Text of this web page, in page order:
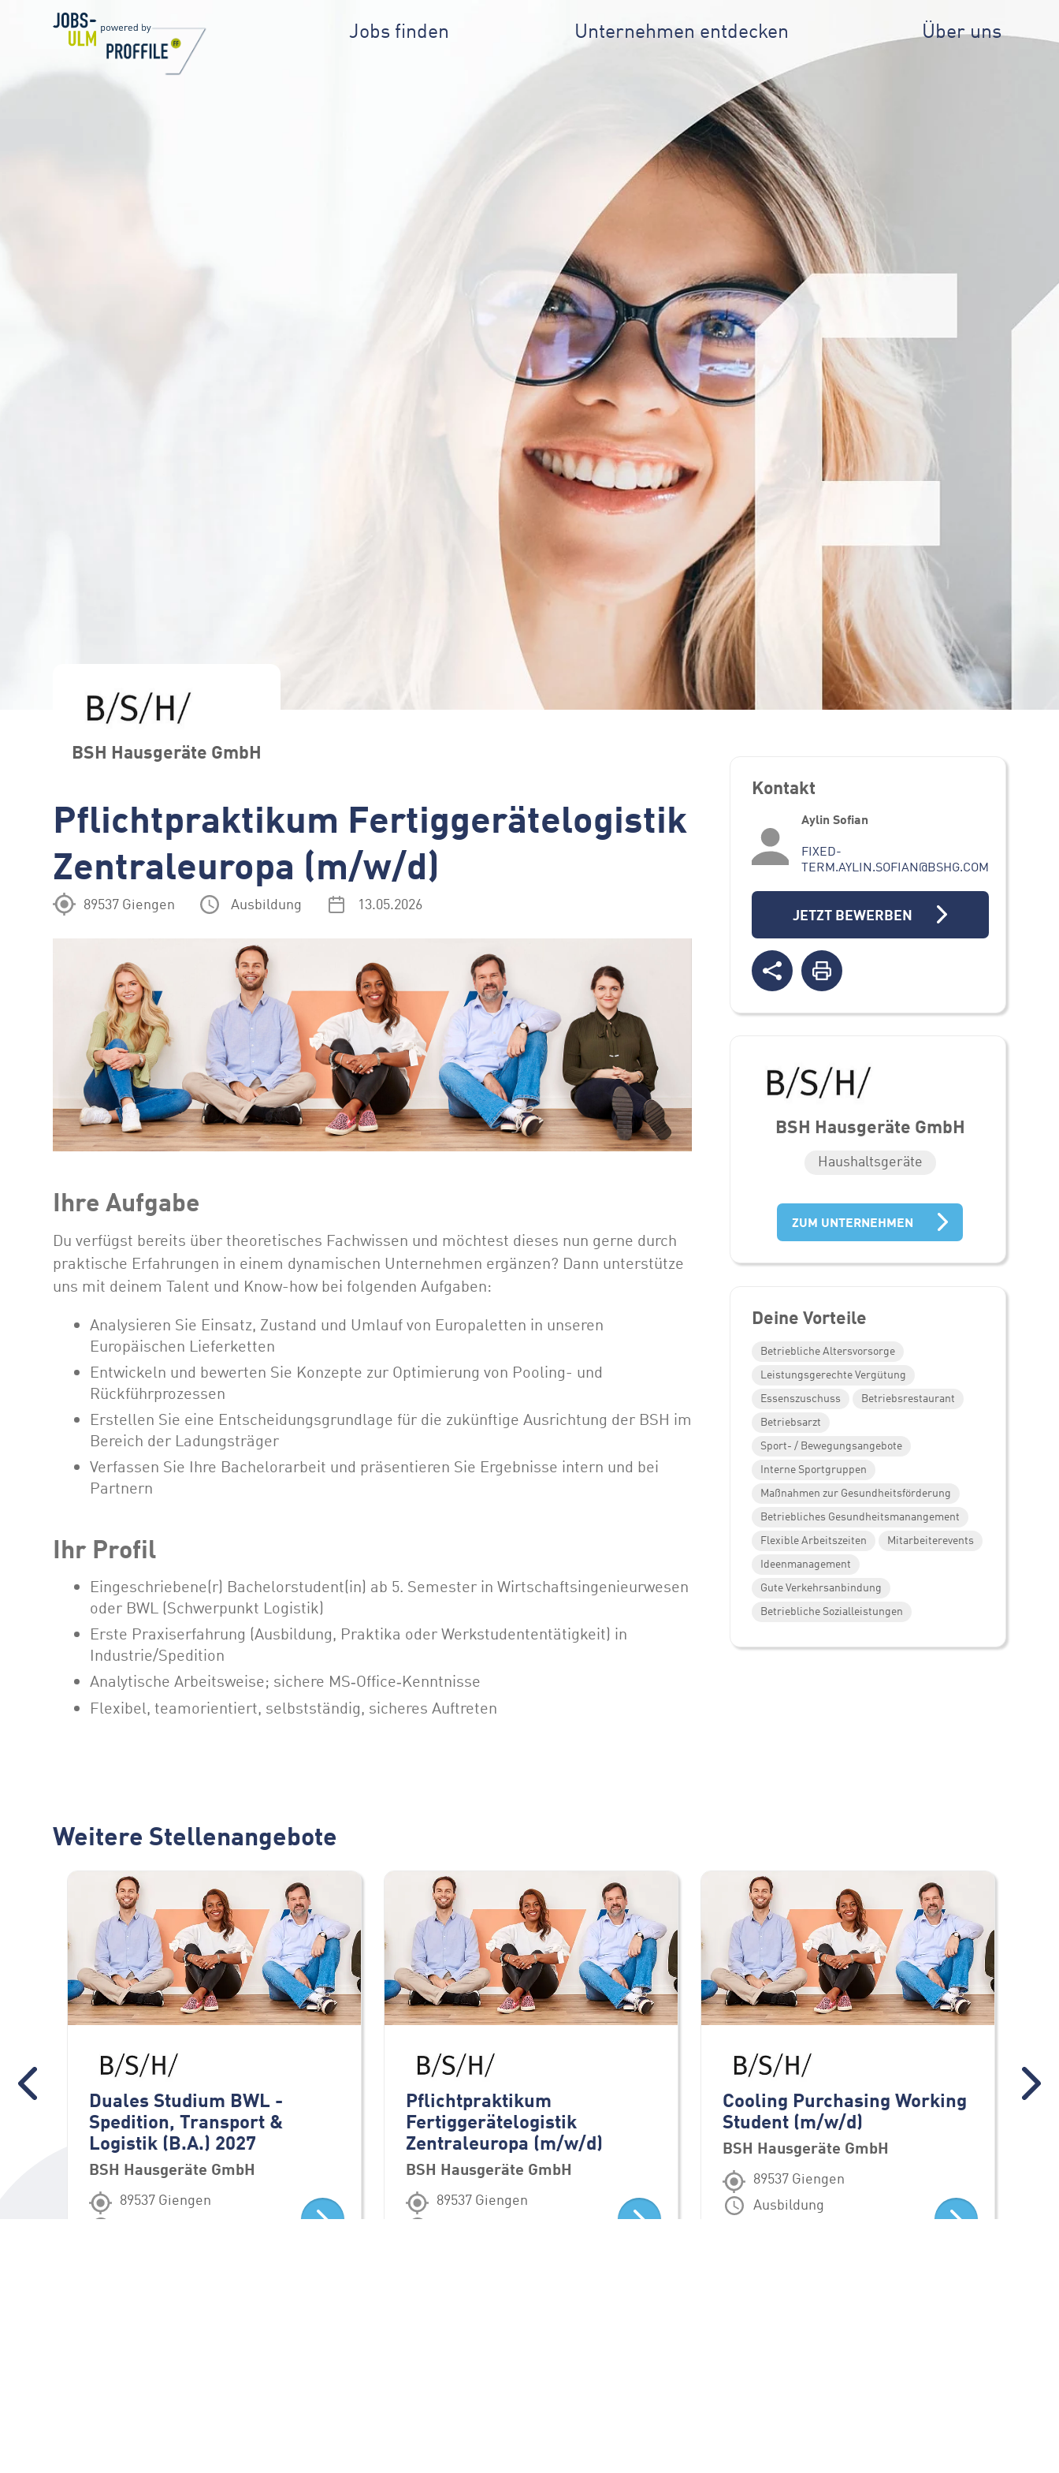
Jobs finden Unternehmen entdecken Über uns
BSH Hausgeräte GmbH
Pflichtpraktikum Fertiggerätelogistik
Zentraleuropa (m/w/d)
89537 Giengen Ausbildung 13.05.2026
Ihre Aufgabe
Du verfügst bereits über theoretisches Fachwissen und möchtest dieses nun gerne durch
praktische Erfahrungen in einem dynamischen Unternehmen ergänzen? Dann unterstütze
uns mit deinem Talent und Know-how bei folgenden Aufgaben:
Analysieren Sie Einsatz, Zustand und Umlauf von Europaletten in unseren
Europäischen Lieferketten
Entwickeln und bewerten Sie Konzepte zur Optimierung von Pooling- und
Rückführprozessen
Erstellen Sie eine Entscheidungsgrundlage für die zukünftige Ausrichtung der BSH im
Bereich der Ladungsträger
Verfassen Sie Ihre Bachelorarbeit und präsentieren Sie Ergebnisse intern und bei
Partnern
Ihr Profil
Eingeschriebene(r) Bachelorstudent(in) ab 5. Semester in Wirtschaftsingenieurwesen
oder BWL (Schwerpunkt Logistik)
Erste Praxiserfahrung (Ausbildung, Praktika oder Werkstudententätigkeit) in
Industrie/Spedition
Analytische Arbeitsweise; sichere MS‑Office‑Kenntnisse
Flexibel, teamorientiert, selbstständig, sicheres Auftreten
Kontakt
Aylin Sofian
FIXED-
TERM.AYLIN.SOFIAN@BSHG.COM
JETZT BEWERBEN
BSH Hausgeräte GmbH
Haushaltsgeräte
ZUM UNTERNEHMEN
Deine Vorteile
Betriebliche Altersvorsorge
Leistungsgerechte Vergütung
Essenszuschuss
Betriebsrestaurant
Betriebsarzt
Sport- / Bewegungsangebote
Interne Sportgruppen
Maßnahmen zur Gesundheitsförderung
Betriebliches Gesundheitsmanangement
Flexible Arbeitszeiten
Mitarbeiterevents
Ideenmanagement
Gute Verkehrsanbindung
Betriebliche Sozialleistungen
Weitere Stellenangebote
Duales Studium BWL -
Spedition, Transport &
Logistik (B.A.) 2027
BSH Hausgeräte GmbH
89537 Giengen
Pflichtpraktikum
Fertiggerätelogistik
Zentraleuropa (m/w/d)
BSH Hausgeräte GmbH
89537 Giengen
Cooling Purchasing Working
Student (m/w/d)
BSH Hausgeräte GmbH
89537 Giengen
Ausbildung